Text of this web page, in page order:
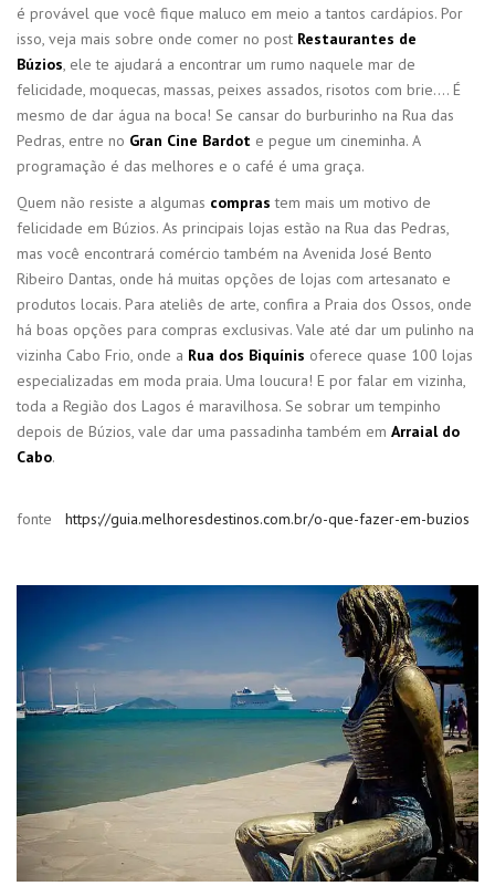
é provável que você fique maluco em meio a tantos cardápios. Por
isso, veja mais sobre onde comer no post Restaurantes de
Búzios, ele te ajudará a encontrar um rumo naquele mar de
felicidade, moquecas, massas, peixes assados, risotos com brie…. É
mesmo de dar água na boca! Se cansar do burburinho na Rua das
Pedras, entre no Gran Cine Bardot e pegue um cineminha. A
programação é das melhores e o café é uma graça.
Quem não resiste a algumas compras tem mais um motivo de
felicidade em Búzios. As principais lojas estão na Rua das Pedras,
mas você encontrará comércio também na Avenida José Bento
Ribeiro Dantas, onde há muitas opções de lojas com artesanato e
produtos locais. Para ateliês de arte, confira a Praia dos Ossos, onde
há boas opções para compras exclusivas. Vale até dar um pulinho na
vizinha Cabo Frio, onde a Rua dos Biquínis oferece quase 100 lojas
especializadas em moda praia. Uma loucura! E por falar em vizinha,
toda a Região dos Lagos é maravilhosa. Se sobrar um tempinho
depois de Búzios, vale dar uma passadinha também em Arraial do
Cabo.
fonte https://guia.melhoresdestinos.com.br/o-que-fazer-em-buzios